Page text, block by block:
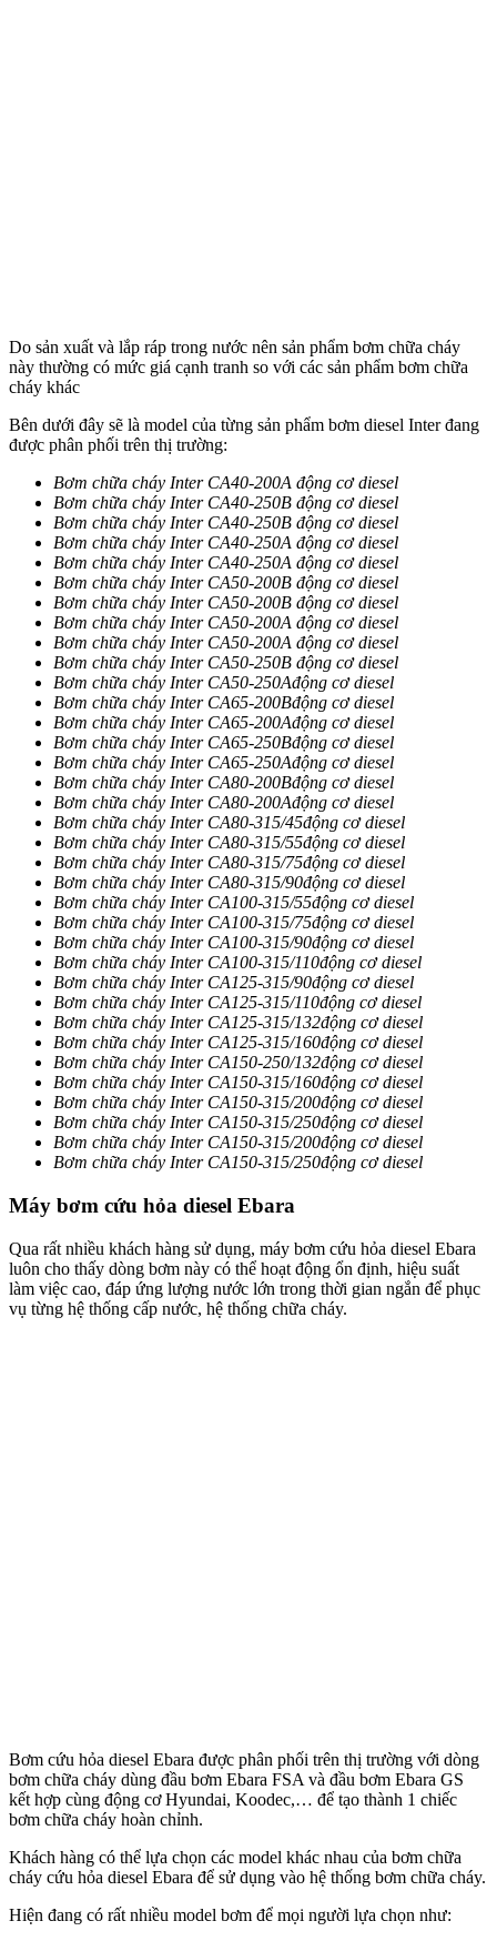
Do sản xuất và lắp ráp trong nước nên sản phẩm bơm chữa cháy
này thường có mức giá cạnh tranh so với các sản phẩm bơm chữa
cháy khác
Bên dưới đây sẽ là model của từng sản phẩm bơm diesel Inter đang
được phân phối trên thị trường:
Bơm chữa cháy Inter CA40-200A động cơ diesel
Bơm chữa cháy Inter CA40-250B động cơ diesel
Bơm chữa cháy Inter CA40-250B động cơ diesel
Bơm chữa cháy Inter CA40-250A động cơ diesel
Bơm chữa cháy Inter CA40-250A động cơ diesel
Bơm chữa cháy Inter CA50-200B động cơ diesel
Bơm chữa cháy Inter CA50-200B động cơ diesel
Bơm chữa cháy Inter CA50-200A động cơ diesel
Bơm chữa cháy Inter CA50-200A động cơ diesel
Bơm chữa cháy Inter CA50-250B động cơ diesel
Bơm chữa cháy Inter CA50-250Ađộng cơ diesel
Bơm chữa cháy Inter CA65-200Bđộng cơ diesel
Bơm chữa cháy Inter CA65-200Ađộng cơ diesel
Bơm chữa cháy Inter CA65-250Bđộng cơ diesel
Bơm chữa cháy Inter CA65-250Ađộng cơ diesel
Bơm chữa cháy Inter CA80-200Bđộng cơ diesel
Bơm chữa cháy Inter CA80-200Ađộng cơ diesel
Bơm chữa cháy Inter CA80-315/45động cơ diesel
Bơm chữa cháy Inter CA80-315/55động cơ diesel
Bơm chữa cháy Inter CA80-315/75động cơ diesel
Bơm chữa cháy Inter CA80-315/90động cơ diesel
Bơm chữa cháy Inter CA100-315/55động cơ diesel
Bơm chữa cháy Inter CA100-315/75động cơ diesel
Bơm chữa cháy Inter CA100-315/90động cơ diesel
Bơm chữa cháy Inter CA100-315/110động cơ diesel
Bơm chữa cháy Inter CA125-315/90động cơ diesel
Bơm chữa cháy Inter CA125-315/110động cơ diesel
Bơm chữa cháy Inter CA125-315/132động cơ diesel
Bơm chữa cháy Inter CA125-315/160động cơ diesel
Bơm chữa cháy Inter CA150-250/132động cơ diesel
Bơm chữa cháy Inter CA150-315/160động cơ diesel
Bơm chữa cháy Inter CA150-315/200động cơ diesel
Bơm chữa cháy Inter CA150-315/250động cơ diesel
Bơm chữa cháy Inter CA150-315/200động cơ diesel
Bơm chữa cháy Inter CA150-315/250động cơ diesel
Máy bơm cứu hỏa diesel Ebara
Qua rất nhiều khách hàng sử dụng, máy bơm cứu hỏa diesel Ebara
luôn cho thấy dòng bơm này có thể hoạt động ổn định, hiệu suất
làm việc cao, đáp ứng lượng nước lớn trong thời gian ngắn để phục
vụ từng hệ thống cấp nước, hệ thống chữa cháy.
Bơm cứu hỏa diesel Ebara được phân phối trên thị trường với dòng
bơm chữa cháy dùng đầu bơm Ebara FSA và đầu bơm Ebara GS
kết hợp cùng động cơ Hyundai, Koodec,… để tạo thành 1 chiếc
bơm chữa cháy hoàn chỉnh.
Khách hàng có thể lựa chọn các model khác nhau của bơm chữa
cháy cứu hỏa diesel Ebara để sử dụng vào hệ thống bơm chữa cháy.
Hiện đang có rất nhiều model bơm để mọi người lựa chọn như: